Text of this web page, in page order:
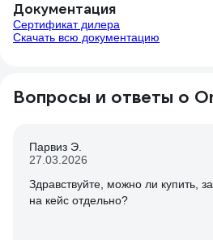
Документация
Сертификат дилера
Скачать всю документацию
Вопросы и ответы о
Парвиз Э.
27.03.2026
Здравствуйте, можно ли купить,
на кейс отдельно?